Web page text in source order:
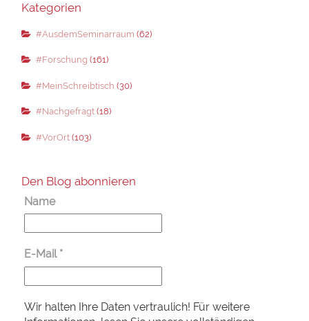
Kategorien
#AusdemSeminarraum (62)
#Forschung (161)
#MeinSchreibtisch (30)
#Nachgefragt(18)
#VorOrt(103)
Den Blog abonnieren
Name
E-Mail *
Wir halten Ihre Daten vertraulich! Für weitere